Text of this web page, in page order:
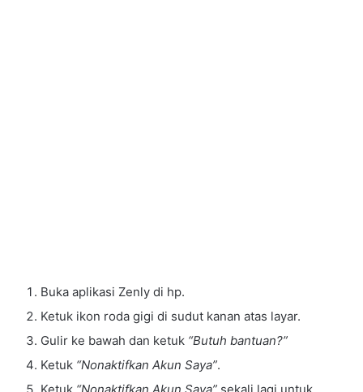
Buka aplikasi Zenly di hp.
Ketuk ikon roda gigi di sudut kanan atas layar.
Gulir ke bawah dan ketuk “Butuh bantuan?”
Ketuk “Nonaktifkan Akun Saya”.